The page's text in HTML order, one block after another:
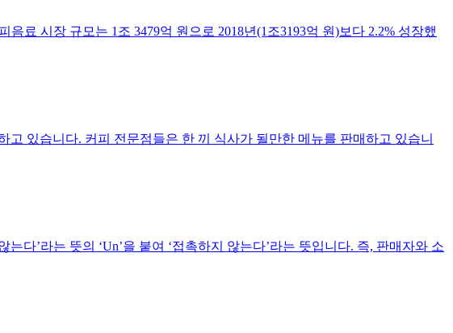
료 시장 규모는 1조 3479억 원으로 2018년(1조3193억 원)보다 2.2% 성장했
있습니다. 커피 전문점들은 한 끼 식사가 될만한 메뉴를 판매하고 있습니
다’라는 뜻의 ‘Un’을 붙여 ‘접촉하지 않는다’라는 뜻입니다. 즉, 판매자와 소